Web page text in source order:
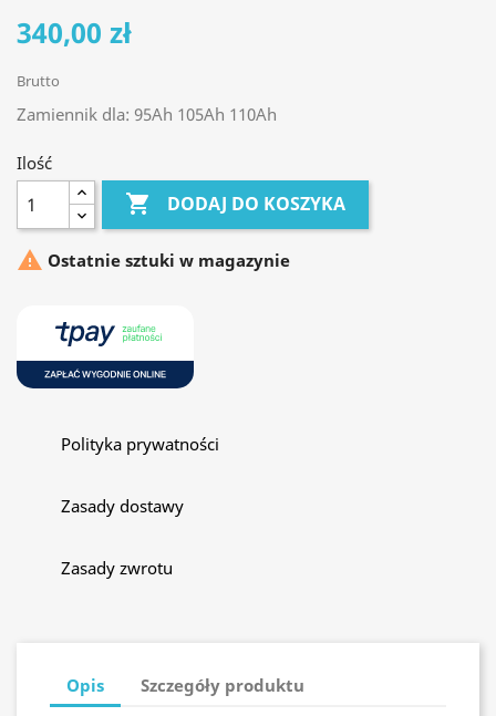
340,00 zł
Brutto
Zamiennik dla: 95Ah 105Ah 110Ah
Ilość
 DODAJ DO KOSZYKA
 Ostatnie sztuki w magazynie
Polityka prywatności
Zasady dostawy
Zasady zwrotu
Opis Szczegóły produktu